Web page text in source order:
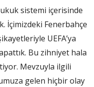
sistemi içerisinde
İçimizdeki Fenerbahçe
UEFA’ya
Bu zihniyet hala
Mevzuyla ilgili
gelen hiçbir olay